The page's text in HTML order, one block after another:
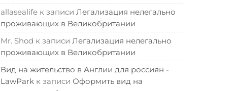
allasealife к записи Легализация нелегально
проживающих в Великобритании
Mr. Shod к записи Легализация нелегально
проживающих в Великобритании
Вид на жительство в Англии для россиян -
LawPark к записи Оформить вид на